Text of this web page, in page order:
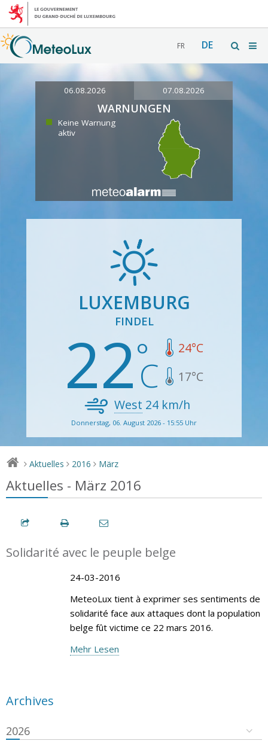
FR DE
06.08.2026 07.08.2026
WARNUNGEN
Keine Warnung
aktiv
LUXEMBURG
FINDEL
22 24°C
17°C
West 24 km/h
Donnerstag, 06. August 2026 - 15:55 Uhr
> Aktuelles > 2016 > März
Aktuelles - März 2016
Solidarité avec le peuple belge
24-03-2016
MeteoLux tient à exprimer ses sentiments de
solidarité face aux attaques dont la population
belge fût victime ce 22 mars 2016.
Mehr Lesen
Archives
2026